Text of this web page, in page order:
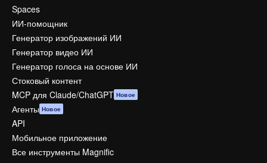
Spaces
ИИ-помощник
Генератор изображений ИИ
Генератор видео ИИ
Генератор голоса на основе ИИ
Стоковый контент
MCP для Claude/ChatGPT Новое
Агенты Новое
API
Мобильное приложение
Все инструменты Magnific